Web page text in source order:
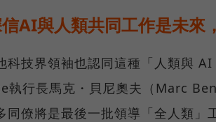
AI與人類共同工作是未來
科技界領袖也認同這種「人類與
執行長馬克・貝尼奧夫（Marc
同僚將是最後一批領導「全人類」